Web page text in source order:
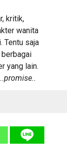
kritik,
wanita
Tentu saja
yang lain.